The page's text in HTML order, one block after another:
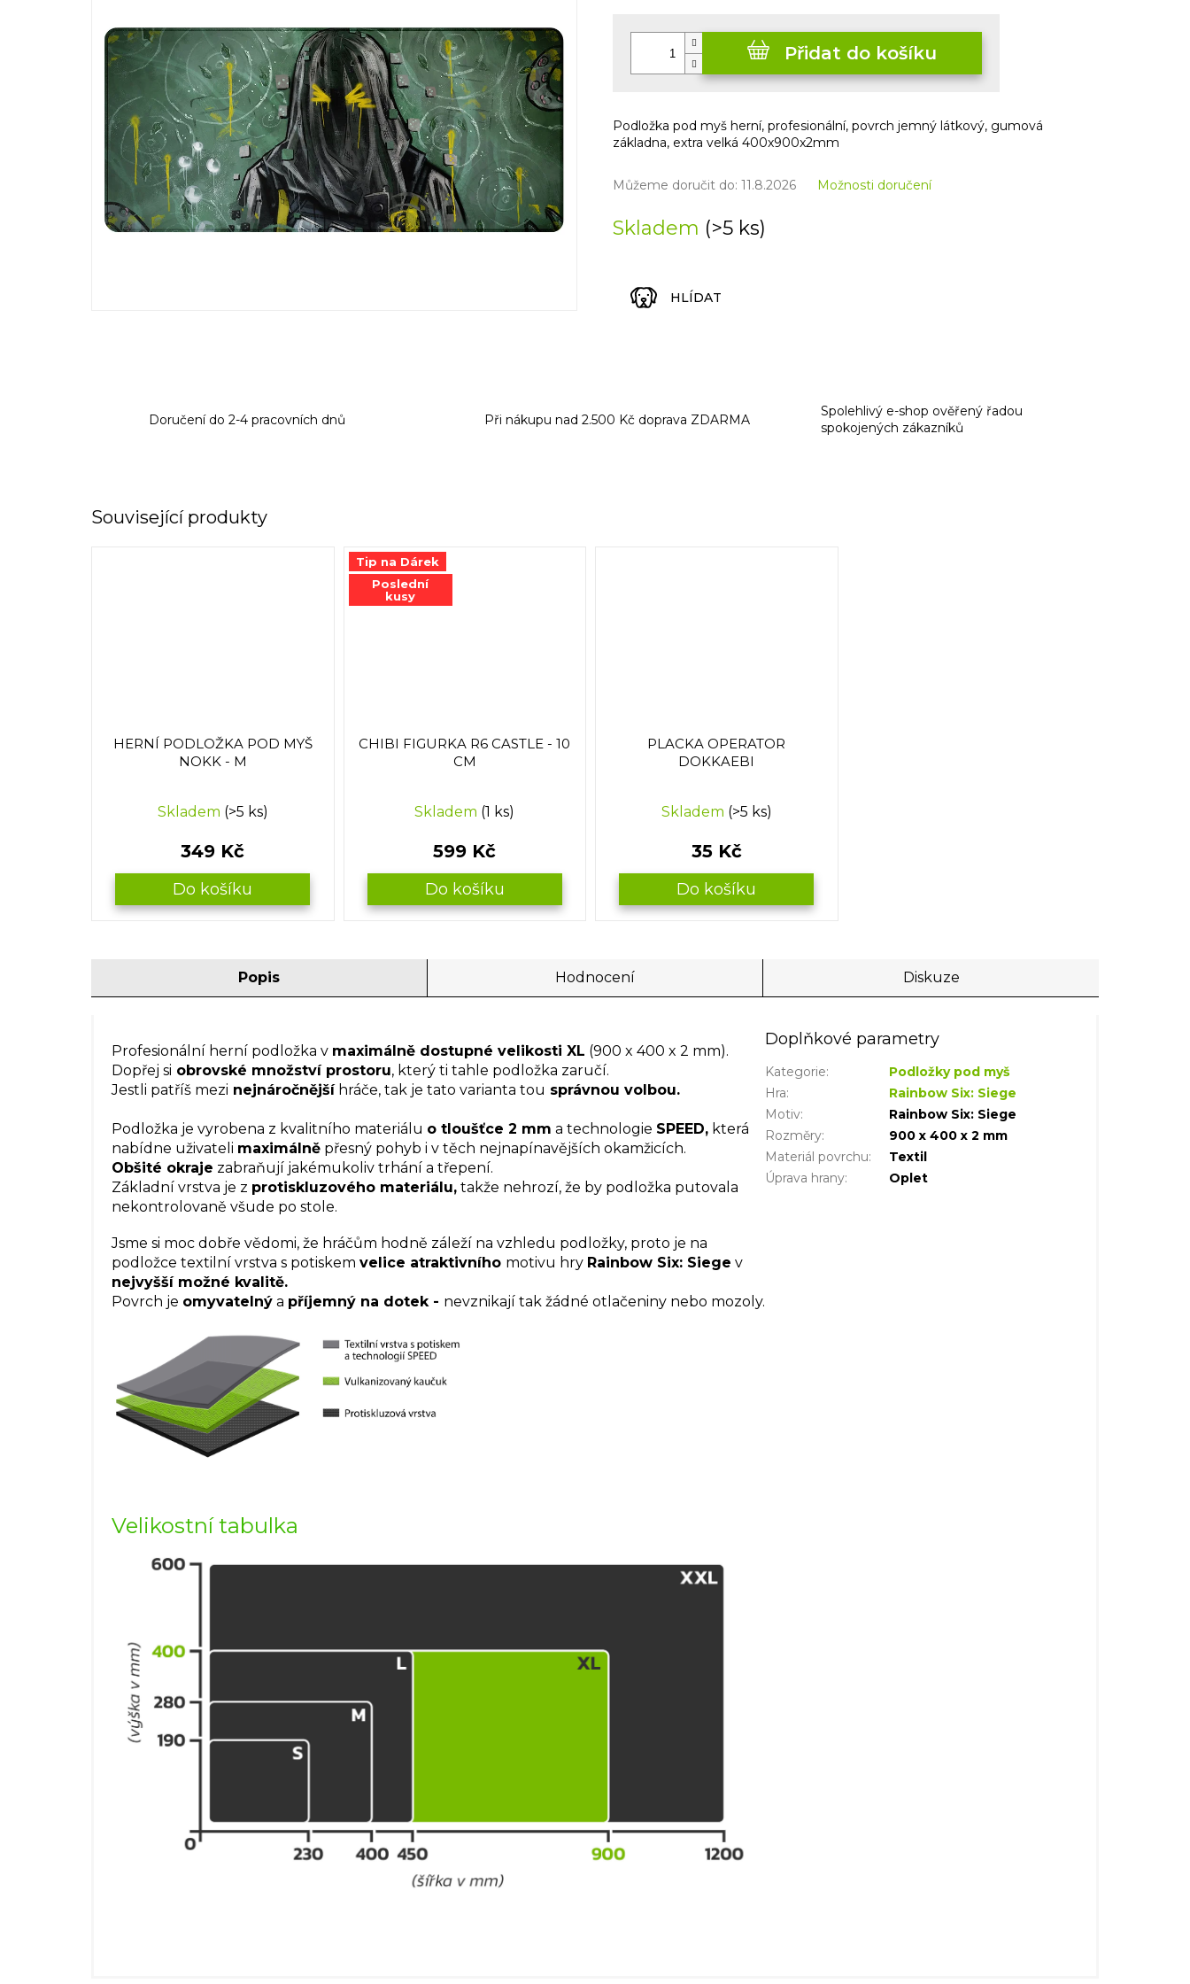
Skladem (>5 ks)
Můžeme doručit do: 11.8.2026 Možnosti doručení
Přidat do košíku
Podložka pod myš herní, profesionální, povrch jemný látkový, gumová
základna, extra velká 400x900x2mm
HLÍDAT
Doručení do 2-4 pracovních dnů Při nákupu nad 2.500 Kč doprava ZDARMA
Spolehlivý e-shop ověřený řadou
spokojených zákazníků
Související produkty
HERNÍ PODLOŽKA POD MYŠ
NOKK - M
Skladem (>5 ks)
349 Kč
Do košíku
Tip na Dárek
Poslední
kusy
CHIBI FIGURKA R6 CASTLE - 10
CM
Skladem (1 ks)
599 Kč
Do košíku
PLACKA OPERATOR
DOKKAEBI
Skladem (>5 ks)
35 Kč
Do košíku
Popis Hodnocení Diskuze
Profesionální herní podložka v maximálně dostupné velikosti XL (900 x 400 x 2 mm).
Dopřej si obrovské množství prostoru, který ti tahle podložka zaručí.
Jestli patříš mezi nejnáročnějšíhráče, tak je tato varianta tou správnou volbou.
Podložka je vyrobena z kvalitního materiálu o tloušťce 2 mm a technologie SPEED, která
nabídne uživateli maximálně přesný pohyb i v těch nejnapínavějších okamžicích.
Obšité okraje zabraňují jakémukoliv trhání a třepení.
Základní vrstva je z protiskluzového materiálu, takže nehrozí, že by podložka putovala
nekontrolovaně všude po stole.
Jsme si moc dobře vědomi, že hráčům hodně záleží na vzhledu podložky, proto je na
podložce textilní vrstva s potiskem velice atraktivního motivu hry Rainbow Six: Siege v
nejvyšší možné kvalitě.
Povrch je omyvatelný a příjemný na dotek - nevznikají tak žádné otlačeniny nebo mozoly.
Velikostní tabulka
Doplňkové parametry
Kategorie:
Podložky pod myš
Hra:
Rainbow Six: Siege
Motiv:
Rainbow Six: Siege
Rozměry:
900 x 400 x 2 mm
Materiál povrchu:
Textil
Úprava hrany: Oplet